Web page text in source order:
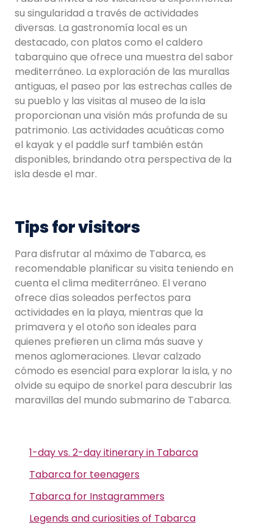
su singularidad a través de actividades
diversas. La gastronomía local es un
destacado, con platos como el caldero
tabarquino que ofrece una muestra del sabor
mediterráneo. La exploración de las murallas
antiguas, el paseo por las estrechas calles de
su pueblo y las visitas al museo de la isla
proporcionan una visión más profunda de su
patrimonio. Las actividades acuáticas como
el kayak y el paddle surf también están
disponibles, brindando otra perspectiva de la
isla desde el mar.
Tips for visitors
Para disfrutar al máximo de Tabarca, es
recomendable planificar su visita teniendo en
cuenta el clima mediterráneo. El verano
ofrece días soleados perfectos para
actividades en la playa, mientras que la
primavera y el otoño son ideales para
quienes prefieren un clima más suave y
menos aglomeraciones. Llevar calzado
cómodo es esencial para explorar la isla, y no
olvide su equipo de snorkel para descubrir las
maravillas del mundo submarino de Tabarca.
1-day vs. 2-day itinerary in Tabarca
Tabarca for teenagers
Tabarca for Instagrammers
Legends and curiosities of Tabarca